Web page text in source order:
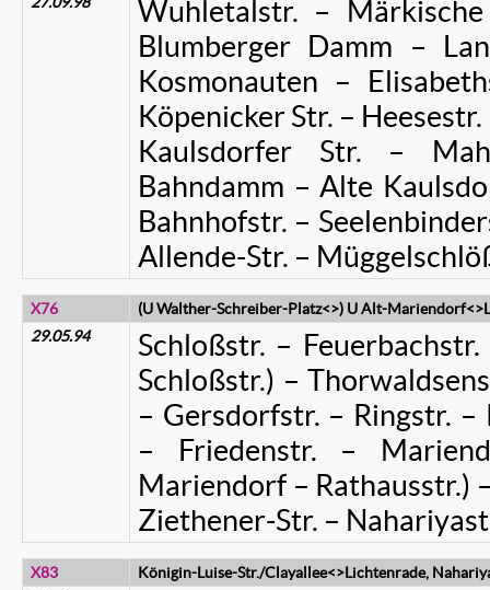
Wuhletalstr. –
Blumberger Damm –
Kosmonauten –
Köpenicker Str. –
Kaulsdorfer Str. –
Bahndamm – Alte
Bahnhofstr. –
Allende-Str. –
X76
(U Walther-Schreiber-Platz<>) U Alt-
29.05.94
Schloßstr. –
Schloßstr.) –
– Gersdorfstr. – Ringstr.
– Friedenstr. –
Mariendorf – Rathausstr.)
Ziethener-Str. –
X83
Königin-Luise-Str./Clayallee<>Lichtenrade,